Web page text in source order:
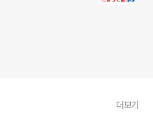
더보기